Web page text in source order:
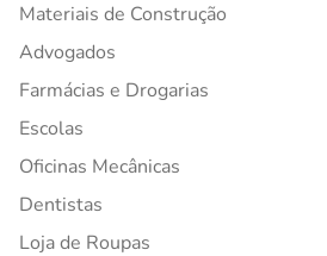
Materiais de Construção
Advogados
Farmácias e Drogarias
Escolas
Oficinas Mecânicas
Dentistas
Loja de Roupas